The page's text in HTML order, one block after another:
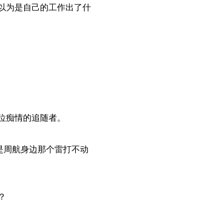
为是自己的工作出了什
情的追随者。
航身边那个雷打不动